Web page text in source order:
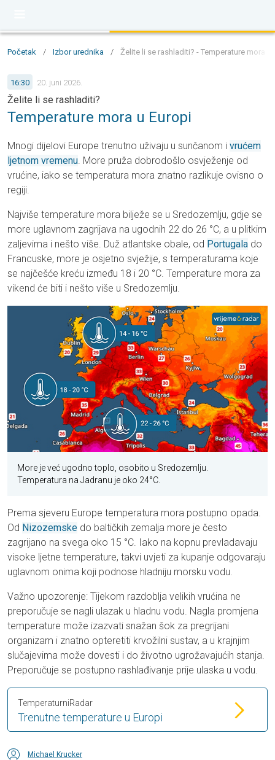
Početak / Izbor urednika / Želite li se rashladiti? - Temperature mora u
16:30 20. juni 2026.
Želite li se rashladiti?
Temperature mora u Europi
Mnogi dijelovi Europe trenutno uživaju u sunčanom i vrućem
ljetnom vremenu. More pruža dobrodošlo osvježenje od
vrućine, iako se temperatura mora znatno razlikuje ovisno o
regiji.
Najviše temperature mora bilježe se u Sredozemlju, gdje se
more uglavnom zagrijava na ugodnih 22 do 26 °C, a u plitkim
zaljevima i nešto više. Duž atlantske obale, od Portugala do
Francuske, more je osjetno svježije, s temperaturama koje
se najčešće kreću između 18 i 20 °C. Temperature mora za
vikend će biti i nešto više u Sredozemlju.
More je već ugodno toplo, osobito u Sredozemlju.
Temperatura na Jadranu je oko 24°C.
Prema sjeveru Europe temperatura mora postupno opada.
Od Nizozemske do baltičkih zemalja more je često
zagrijano na svega oko 15 °C. Iako na kopnu prevladavaju
visoke ljetne temperature, takvi uvjeti za kupanje odgovaraju
uglavnom onima koji podnose hladniju morsku vodu.
Važno upozorenje: Tijekom razdoblja velikih vrućina ne
preporučuje se nagli ulazak u hladnu vodu. Nagla promjena
temperature može izazvati snažan šok za pregrijani
organizam i znatno opteretiti krvožilni sustav, a u krajnjim
slučajevima može dovesti i do životno ugrožavajućih stanja.
Preporučuje se postupno rashlađivanje prije ulaska u vodu.
Trenutne temperature u Europi
TemperaturniRadar
Michael Krucker